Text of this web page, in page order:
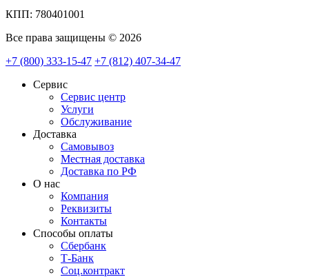
КПП: 780401001
Все права защищены © 2026
+7 (800) 333-15-47 +7 (812) 407-34-47
Сервис
Сервис центр
Услуги
Обслуживание
Доставка
Самовывоз
Местная доставка
Доставка по РФ
О нас
Компания
Реквизиты
Контакты
Cпособы оплаты
Сбербанк
Т-Банк
Соц.контракт